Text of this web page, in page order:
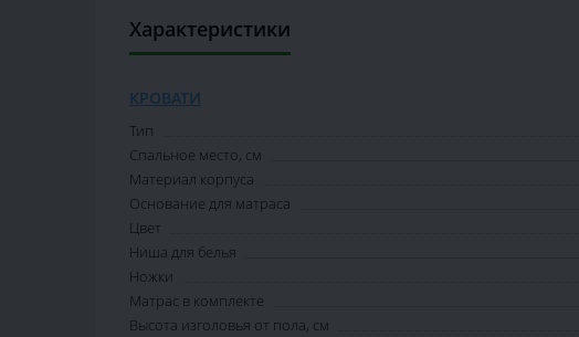
Характеристики
КРОВАТИ
Тип
Спальное место, см
Материал корпуса
Основание для матраса
Цвет
Ниша для белья
Ножки
Матрас в комплекте
Высота изголовья от пола, см